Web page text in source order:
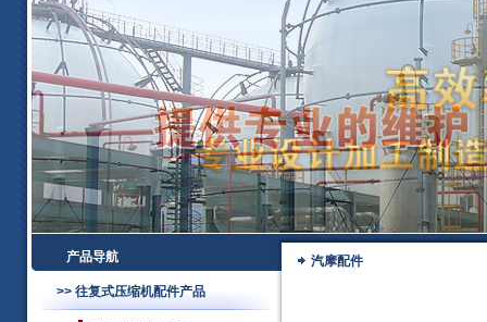
产品导航
汽摩配件
>> 往复式压缩机配件产品